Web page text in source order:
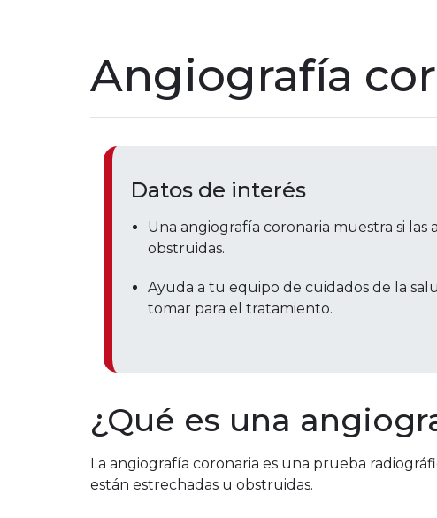
Angiografía
Datos de interés
Una angiografía coronaria muestra si las
obstruidas.
Ayuda a tu equipo de cuidados de la
tomar para el tratamiento.
¿Qué es una
La angiografía coronaria es una prueba
están estrechadas u obstruidas.